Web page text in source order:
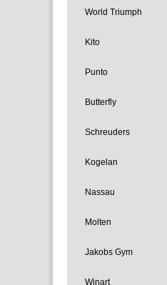
World Triumph
Kito
Punto
Butterfly
Schreuders
Kogelan
Nassau
Molten
Jakobs Gym
Winart